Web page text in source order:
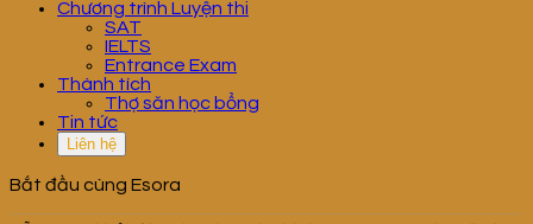
Chương trình Luyện thi
SAT
IELTS
Entrance Exam
Thành tích
Thợ săn học bổng
Tin tức
Liên hệ
Bắt đầu cùng Esora